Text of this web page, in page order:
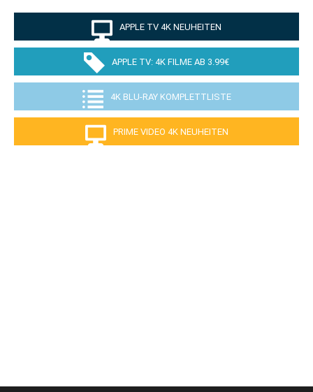
APPLE TV 4K NEUHEITEN
APPLE TV: 4K FILME AB 3.99€
4K BLU-RAY KOMPLETTLISTE
PRIME VIDEO 4K NEUHEITEN